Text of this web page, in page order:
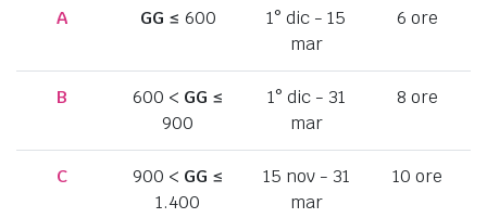
A GG ≤ 600
1° dic - 15
mar
6 ore
B 600 < GG ≤
900
1° dic - 31
mar
8 ore
C 900 < GG ≤
1.400
15 nov - 31
mar
10 ore